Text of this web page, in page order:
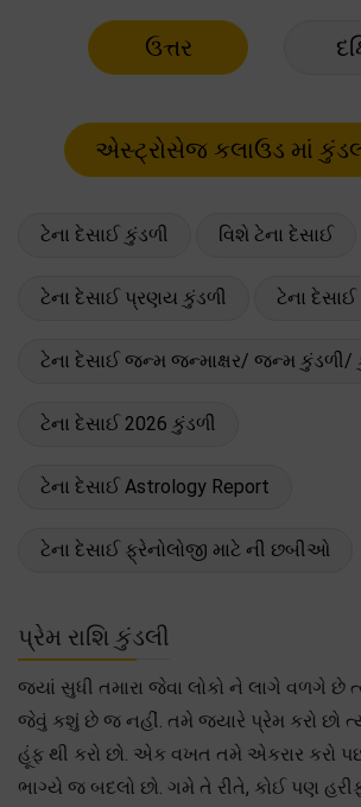
ઉત્તર
ટેના દેસાઈ કુંડળી વિશે ટેના દેસાઈ
ટેના દેસાઈ પ્રણય કુંડળી ટેના દેસાઈ
ટેના દેસાઈ જન્મ જન્માક્ષર/ જન્મ કુંડળી/
ટેના દેસાઈ 2026 કુંડળી
ટેના દેસાઈ Astrology Report
ટેના દેસાઈ ફ્રેનોલોજી માટે ની છબીઓ
પ્રેમ રાશિ કુંડલી
જ્યાં સુધી તમારા જેવા લોકો ને લાગે વળગે છે
જેવું કશું છે જ નહીં. તમે જ્યારે પ્રેમ કરો છો
હૂંફ થી કરો છો. એક વખત તમે એકરાર કરો
ભાગ્યે જ બદલો છો. ગમે તે રીતે, કોઈ પણ